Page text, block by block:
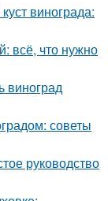
винограда:
всё, что нужно
виноград
советы
руководство